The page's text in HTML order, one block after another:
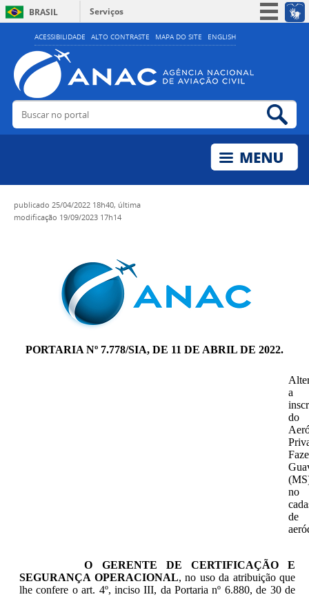
ACESSIBILIDADE ALTO CONTRASTE MAPA DO SITE ENGLISH
BRASIL
Serviços
Simplifique!
Acesso à informação
Legislação
Buscar no portal
publicado 25/04/2022 18h40, última
modificação 19/09/2023 17h14
PORTARIA Nº 7.778/SIA, DE 11 DE ABRIL DE 2022.
a
do
no
de
O GERENTE DE CERTIFICAÇÃO E
SEGURANÇA OPERACIONAL, no uso da atribuição que
lhe confere o art. 4º, inciso III, da Portaria nº 6.880, de 30 de